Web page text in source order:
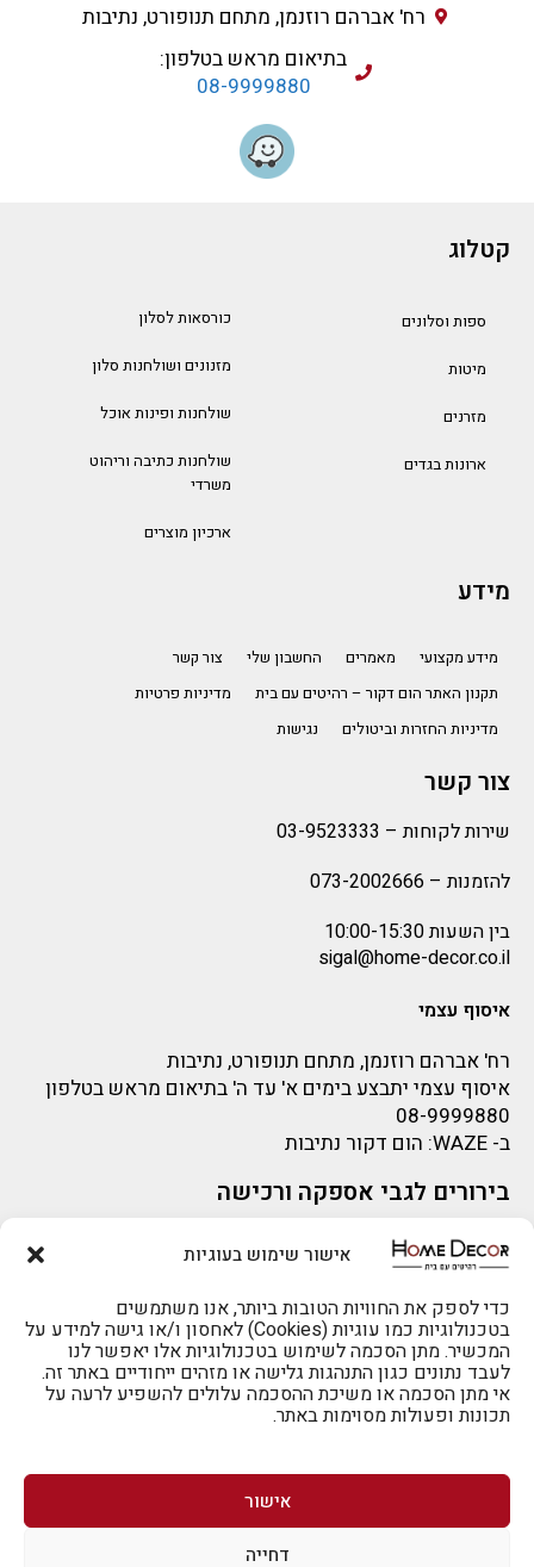
אישור שימוש בעוגיות
כדי לספק את החוויות הטובות ביותר, אנו משתמשים
בטכנולוגיות כמו עוגיות (Cookies) לאחסון ו/או גישה למידע על
המכשיר. מתן הסכמה לשימוש בטכנולוגיות אלו יאפשר לנו
לעבד נתונים כגון התנהגות גלישה או מזהים ייחודיים באתר זה.
אי מתן הסכמה או משיכת ההסכמה עלולים להשפיע לרעה על
תכונות ופעולות מסוימות באתר.
אישור
דחייה
רח' אברהם רוזנמן, מתחם תנופורט, נתיבות
בתיאום מראש בטלפון:
08-9999880
קטלוג
ספות וסלונים
מיטות
מזרנים
ארונות בגדים
כורסאות לסלון
מזנונים ושולחנות סלון
שולחנות ופינות אוכל
שולחנות כתיבה וריהוט
משרדי
ארכיון מוצרים
מידע
מידע מקצועי מאמרים החשבון שלי
צור קשר
תקנון האתר הום דקור – רהיטים עם בית
מדיניות פרטיות
מדיניות החזרות וביטולים
נגישות
צור קשר
שירות לקוחות – 03-9523333
להזמנות – 073-2002666
בין השעות 10:00-15:30
sigal@home-decor.co.il
איסוף עצמי
רח' אברהם רוזנמן, מתחם תנופורט, נתיבות
איסוף עצמי יתבצע בימים א' עד ה' בתיאום מראש בטלפון
08-9999880
ב- WAZE: הום דקור נתיבות
בירורים לגבי אספקה ורכישה
בירור לגבי אספקה -ניתן לפנות למייל:
sigal@home-decor.co.il
פניות לפני רכישה – ניתן לפנות למייל: omer@home-
decor.co.il
לרכישה טלפונית: 073-2002666